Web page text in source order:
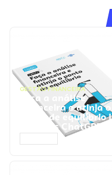
GESTÃO FINANCEIRA
Faça a análise
financeira e atinja o
ponto de equilíbrio |
Prompts ChatGPT